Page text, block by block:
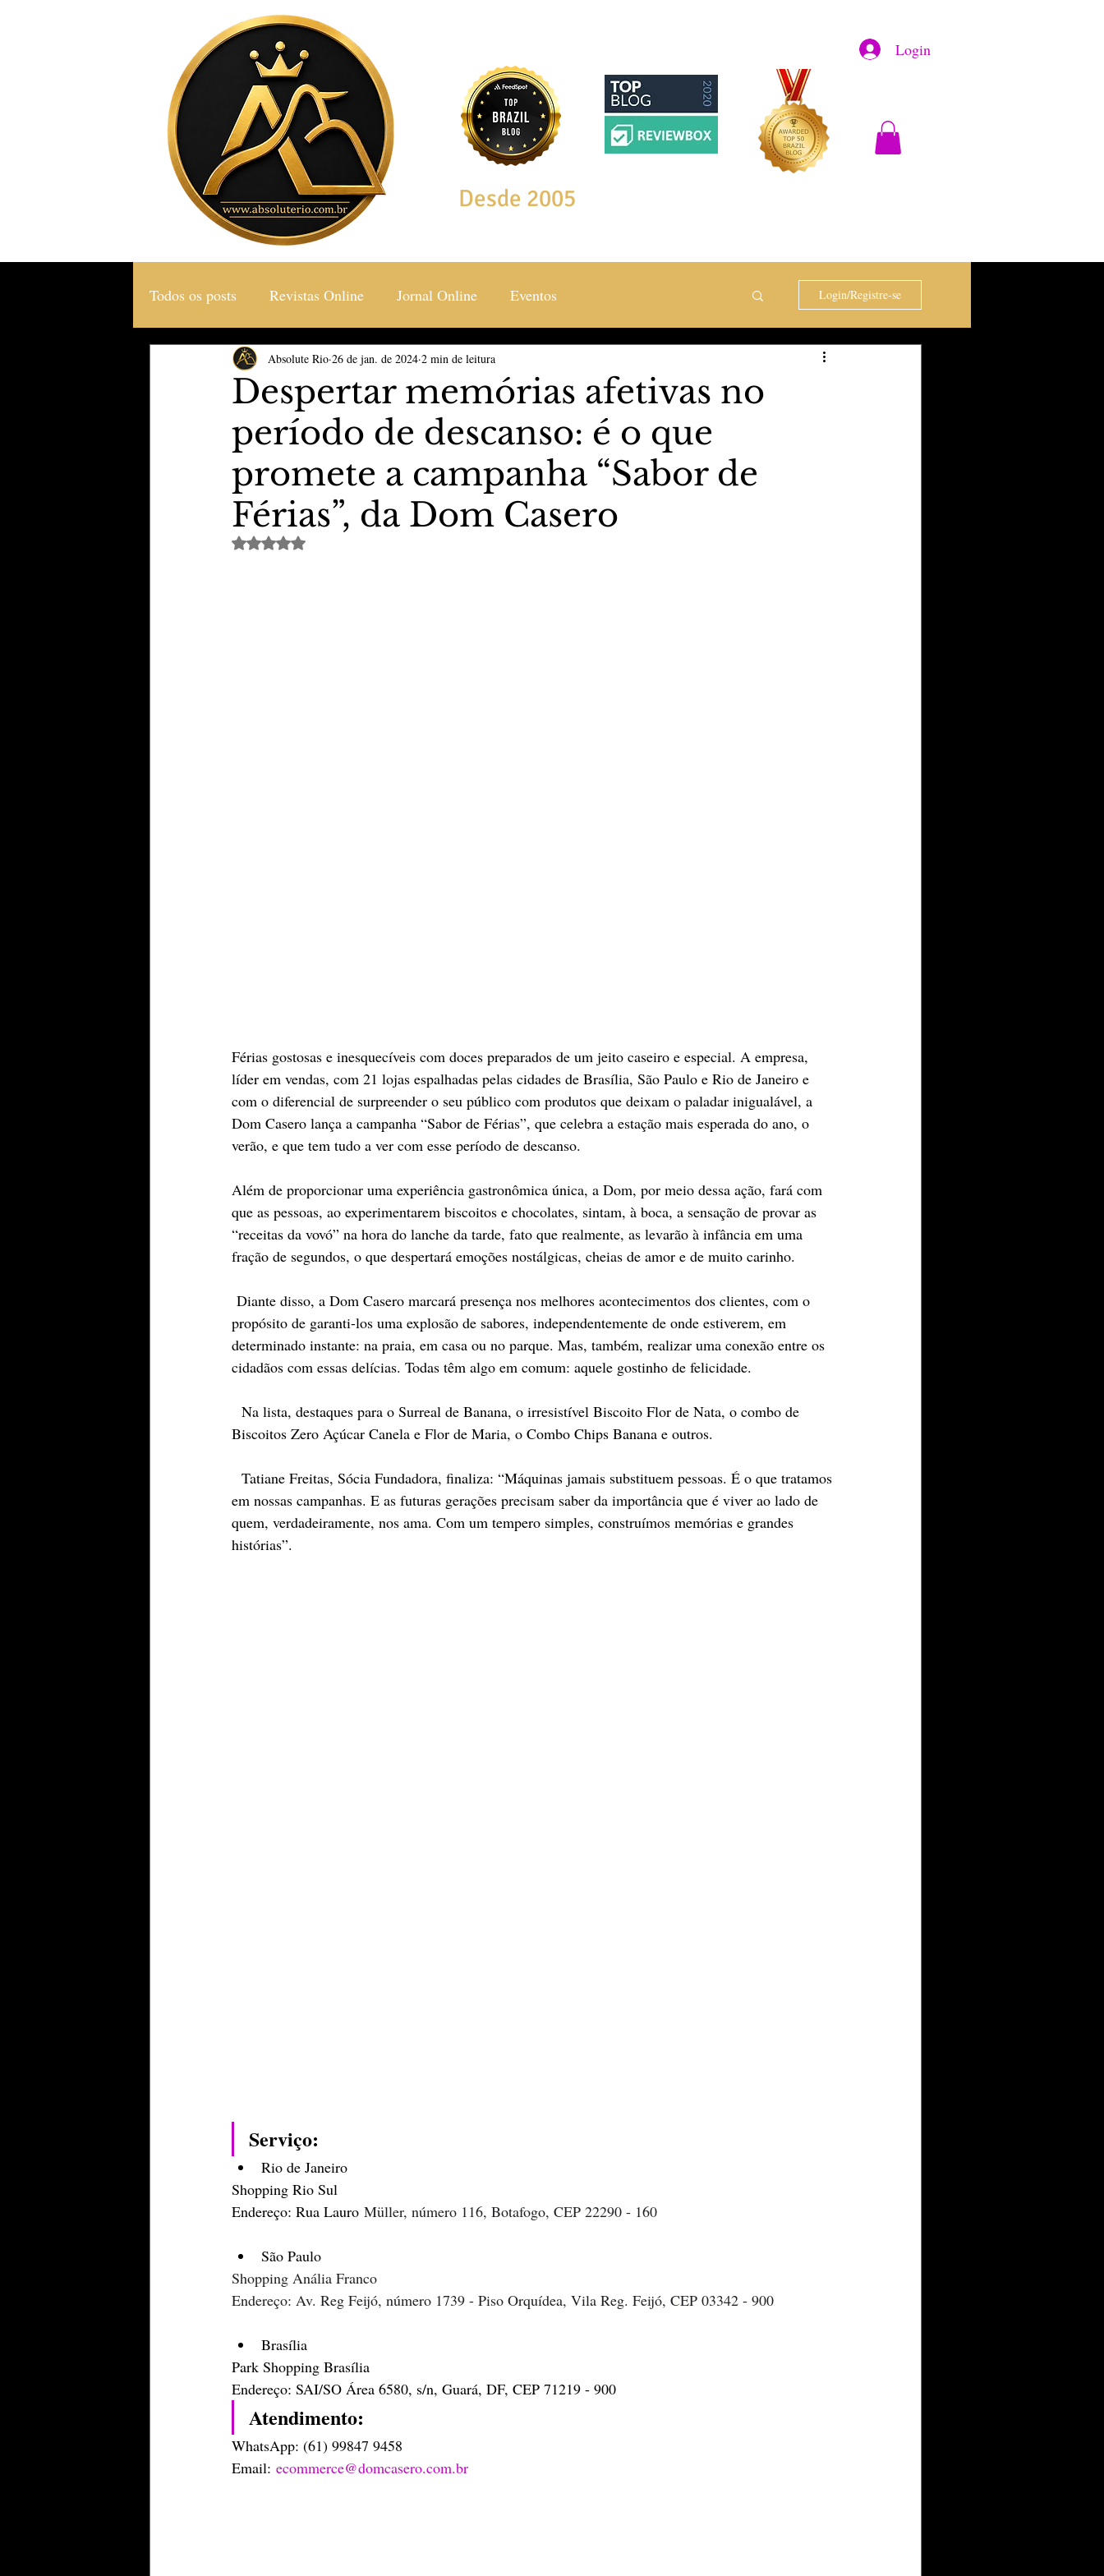
Login
Desde 2005
Todos os posts Revistas Online Jornal Online Eventos
Gastronomia & Turismo Social & Estilos Saúde & Bem Estar
TheVipClubBusiness Revistas The Vip Club Business Marujo Carioca
Educação & Tecnologia Esporte & Lazer Carnaval São Paulo Negocio
Login/Registre-se
Despertar memórias afetivas no
período de descanso: é o que
promete a campanha “Sabor de
Férias”, da Dom Casero
Absolute Rio 26 de jan. de 2024 2 min de leitura
Avaliado com NaN de 5 estrelas.
Férias gostosas e inesquecíveis com doces preparados de um jeito caseiro e especial. A empresa,
líder em vendas, com 21 lojas espalhadas pelas cidades de Brasília, São Paulo e Rio de Janeiro e
com o diferencial de surpreender o seu público com produtos que deixam o paladar inigualável, a
Dom Casero lança a campanha “Sabor de Férias”, que celebra a estação mais esperada do ano, o
verão, e que tem tudo a ver com esse período de descanso.
Além de proporcionar uma experiência gastronômica única, a Dom, por meio dessa ação, fará com
que as pessoas, ao experimentarem biscoitos e chocolates, sintam, à boca, a sensação de provar as
“receitas da vovó” na hora do lanche da tarde, fato que realmente, as levarão à infância em uma
fração de segundos, o que despertará emoções nostálgicas, cheias de amor e de muito carinho.
Diante disso, a Dom Casero marcará presença nos melhores acontecimentos dos clientes, com o
propósito de garanti-los uma explosão de sabores, independentemente de onde estiverem, em
determinado instante: na praia, em casa ou no parque. Mas, também, realizar uma conexão entre os
cidadãos com essas delícias. Todas têm algo em comum: aquele gostinho de felicidade.
Na lista, destaques para o Surreal de Banana, o irresistível Biscoito Flor de Nata, o combo de
Biscoitos Zero Açúcar Canela e Flor de Maria, o Combo Chips Banana e outros.
Tatiane Freitas, Sócia Fundadora, finaliza: “Máquinas jamais substituem pessoas. É o que tratamos
em nossas campanhas. E as futuras gerações precisam saber da importância que é viver ao lado de
quem, verdadeiramente, nos ama. Com um tempero simples, construímos memórias e grandes
histórias”.
Serviço:
Rio de Janeiro
Shopping Rio Sul
Endereço: Rua Lauro Müller, número 116, Botafogo, CEP 22290 - 160
São Paulo
Shopping Anália Franco
Endereço: Av. Reg Feijó, número 1739 - Piso Orquídea, Vila Reg. Feijó, CEP 03342 - 900
Brasília
Park Shopping Brasília
Endereço: SAI/SO Área 6580, s/n, Guará, DF, CEP 71219 - 900
Atendimento:
WhatsApp: (61) 99847 9458
Email: ecommerce@domcasero.com.br